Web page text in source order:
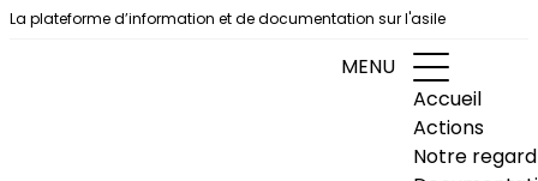
Aller au contenu
La plateforme d’information et de documentation sur l'asile
MENU
Accueil
Actions
Notre regard